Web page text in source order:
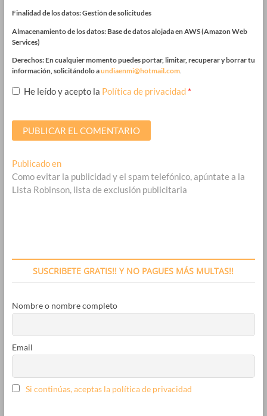
Finalidad de los datos: Gestión de solicitudes
Almacenamiento de los datos: Base de datos alojada en AWS (Amazon Web
Services)
Derechos: En cualquier momento puedes portar, limitar, recuperar y borrar tu
información, solicitándolo aundiaenmi@hotmail.com.
He leído y acepto la Política de privacidad *
Navegación
de
Publicado en
Como evitar la publicidad y el spam telefónico, apúntate a la
Lista Robinson, lista de exclusión publicitaria
SUSCRIBETE GRATIS!! Y NO PAGUES MÁS MULTAS!!
Nombre o nombre completo
Email
Si continúas, aceptas la política de privacidad